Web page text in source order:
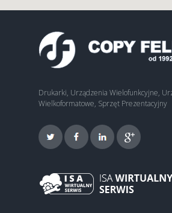
Drukarki, Urządzenia Wielofunkcyjne,
Wielkoformatowe, Sprzęt Prezentacyjny